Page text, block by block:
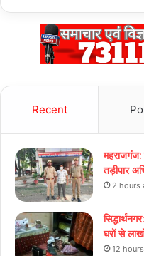
Recent
तड़ीपार
2 hours
घरों से
12